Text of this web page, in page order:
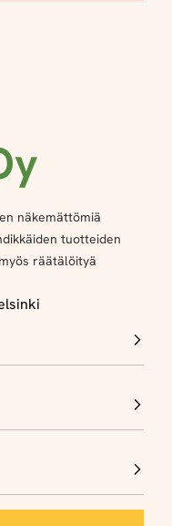
näkemättömiä
tuotteiden
räätälöityä